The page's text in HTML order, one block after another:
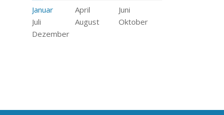
Januar April
Juni
Juli
August
Oktober
Dezember